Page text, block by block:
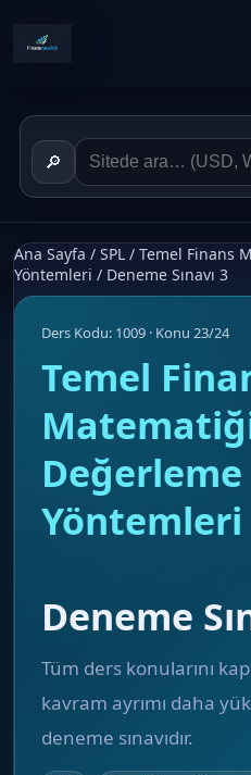
🔎
Ana Sayfa / SPL / Temel Finans
Yöntemleri / Deneme Sınavı 3
Ders Kodu: 1009 · Konu 23/24
Temel
Değerleme
Yöntemleri
Deneme
Tüm ders konularını
kavram ayrımı daha
deneme sınavıdır.